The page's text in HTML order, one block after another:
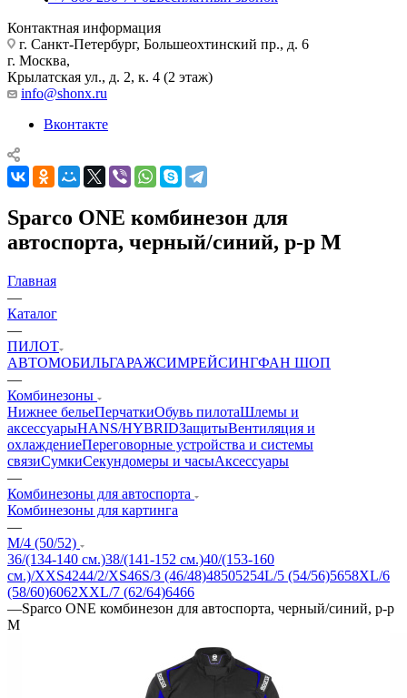
Контактная информация
г. Санкт-Петербург, Большеохтинский пр., д. 6
г. Москва,
Крылатская ул., д. 2, к. 4 (2 этаж)
info@shonx.ru
Вконтакте
Sparco ONE комбинезон для
автоспорта, черный/синий, р-р M
Главная
—
Каталог
—
ПИЛОТ
АВТОМОБИЛЬГАРАЖСИМРЕЙСИНГФАН ШОП
—
Комбинезоны
Нижнее бельеПерчаткиОбувь пилотаШлемы и
аксессуарыHANS/HYBRIDЗащитыВентиляция и
охлаждениеПереговорные устройства и системы
связиСумкиСекундомеры и часыАксессуары
—
Комбинезоны для автоспорта
Комбинезоны для картинга
—
M/4 (50/52)
36/(134-140 см.)38/(141-152 см.)40/(153-160
см.)/XXS4244/2/XS46S/3 (46/48)48505254L/5 (54/56)5658XL/6
(58/60)6062XXL/7 (62/64)6466
—Sparco ONE комбинезон для автоспорта, черный/синий, р-р
M